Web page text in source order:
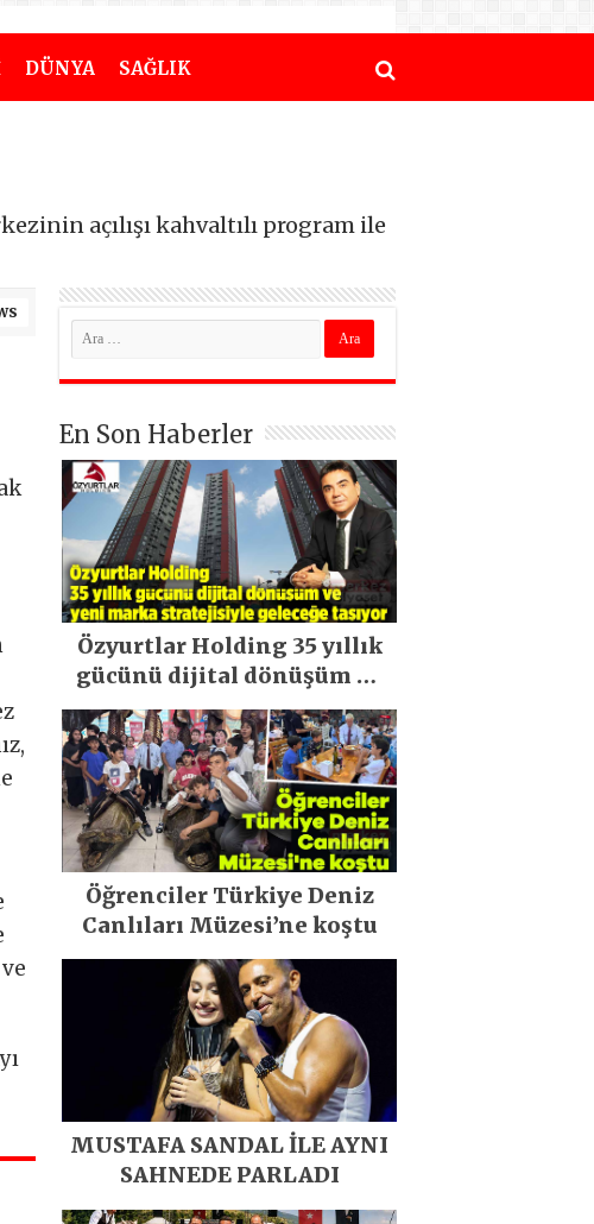
DÜNYA SAĞLIK
açılışı kahvaltılı program ile
En Son Haberler
Özyurtlar Holding 35 yıllık
gücünü dijital dönüşüm ve
yeni marka stratejisiyle
geleceğe taşıyor
Öğrenciler Türkiye Deniz
Canlıları Müzesi’ne koştu
MUSTAFA SANDAL İLE AYNI
SAHNEDE PARLADI